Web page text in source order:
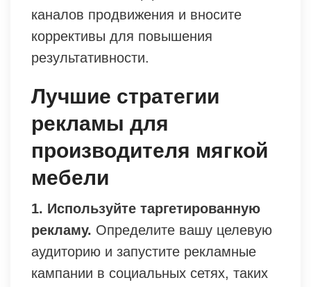
каналов продвижения и вносите
коррективы для повышения
результативности.
Лучшие стратегии
рекламы для
производителя мягкой
мебели
1. Используйте таргетированную
рекламу. Определите вашу целевую
аудиторию и запустите рекламные
кампании в социальных сетях, таких